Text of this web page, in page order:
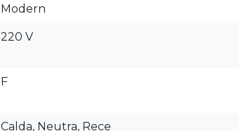
Modern
220 V
F
Calda, Neutra, Rece